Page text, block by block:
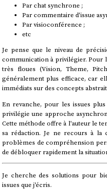
Par chat synchrone ;
Par commentaire d'issue
Par visioconférence ;
etc
Je pense que le niveau de
communication à privilégier. Pour
très floues (Vision, Theme,
généralement plus efficace, car
immédiats sur des concepts
En revanche, pour les issues plus
privilégie une approche
Cette méthode offre à l'auteur le
sa rédaction. Je ne recours à la
problèmes de compréhension
de débloquer rapidement la
Je cherche des solutions pour
issues que j'écris.